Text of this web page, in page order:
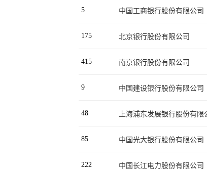
5 中国工商银行股份有限公司
175 北京银行股份有限公司
415 南京银行股份有限公司
9 中国建设银行股份有限公司
48 上海浦东发展银行股份有限
85 中国光大银行股份有限公司
222 中国长江电力股份有限公司